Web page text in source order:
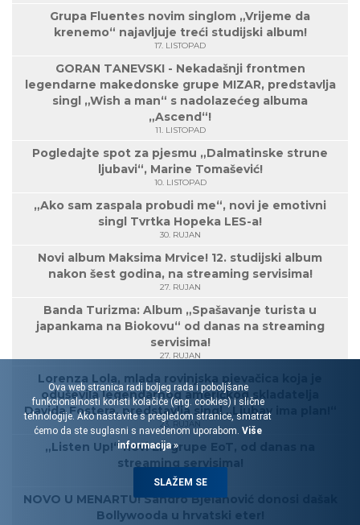
Grupa Fluentes novim singlom „Vrijeme da
krenemo“ najavljuje treći studijski album!
17. LISTOPAD
GORAN TANEVSKI - Nekadašnji frontmen
legendarne makedonske grupe MIZAR, predstavlja
singl „Wish a man“ s nadolazećeg albuma
„Ascend“!
11. LISTOPAD
Pogledajte spot za pjesmu „Dalmatinske strune
ljubavi“, Marine Tomašević!
10. LISTOPAD
„Ako sam zaspala probudi me“, novi je emotivni
singl Tvrtka Hopeka LES-a!
30. RUJAN
Novi album Maksima Mrvice! 12. studijski album
nakon šest godina, na streaming servisima!
27. RUJAN
Banda Turizma: Album „Spašavanje turista u
japankama na Biokovu“ od danas na streaming
servisima!
27. RUJAN
Lorenza Lola, mlada rovinjska pjevačica koja je
oduševila legendarnog američkog skladatelja
Davida Fostera, predstavlja singl „Ljubav ima plan!“
23. RUJAN
„Listen Up!“ novi EP grupe EoT, od danas na
streaming servisima!
20. RUJAN
NOVO U MENARTU! Sandro Bjelanović donosi dašak
Bollywooda u hrvatski eter!
Ova web stranica radi boljeg rada i poboljšane
funkcionalnosti koristi kolačiće (eng. cookies) i slične
tehnologije. Ako nastavite s pregledom stranice, smatrat
ćemo da ste suglasni s navedenom uporabom. Više
informacija »
SLAŽEM SE